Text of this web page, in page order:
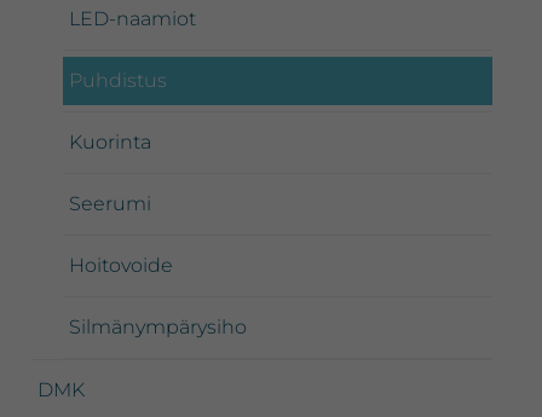
LED-naamiot
Puhdistus
Kuorinta
Seerumi
Hoitovoide
Silmänympärysiho
DMK